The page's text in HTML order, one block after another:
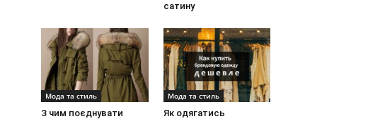
сатину
Мода та стиль
З чим поєднувати
Мода та стиль
Як одягатись